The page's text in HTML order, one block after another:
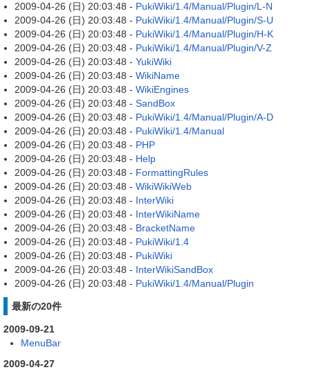
2009-04-26 (日) 20:03:48 - PukiWiki/1.4/Manual/Plugin/L-N
2009-04-26 (日) 20:03:48 - PukiWiki/1.4/Manual/Plugin/S-U
2009-04-26 (日) 20:03:48 - PukiWiki/1.4/Manual/Plugin/H-K
2009-04-26 (日) 20:03:48 - PukiWiki/1.4/Manual/Plugin/V-Z
2009-04-26 (日) 20:03:48 - YukiWiki
2009-04-26 (日) 20:03:48 - WikiName
2009-04-26 (日) 20:03:48 - WikiEngines
2009-04-26 (日) 20:03:48 - SandBox
2009-04-26 (日) 20:03:48 - PukiWiki/1.4/Manual/Plugin/A-D
2009-04-26 (日) 20:03:48 - PukiWiki/1.4/Manual
2009-04-26 (日) 20:03:48 - PHP
2009-04-26 (日) 20:03:48 - Help
2009-04-26 (日) 20:03:48 - FormattingRules
2009-04-26 (日) 20:03:48 - WikiWikiWeb
2009-04-26 (日) 20:03:48 - InterWiki
2009-04-26 (日) 20:03:48 - InterWikiName
2009-04-26 (日) 20:03:48 - BracketName
2009-04-26 (日) 20:03:48 - PukiWiki/1.4
2009-04-26 (日) 20:03:48 - PukiWiki
2009-04-26 (日) 20:03:48 - InterWikiSandBox
2009-04-26 (日) 20:03:48 - PukiWiki/1.4/Manual/Plugin
最新の20件
2009-09-21
MenuBar
2009-04-27